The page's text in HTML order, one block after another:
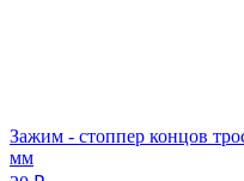
Зажим - стоппер концов
мм